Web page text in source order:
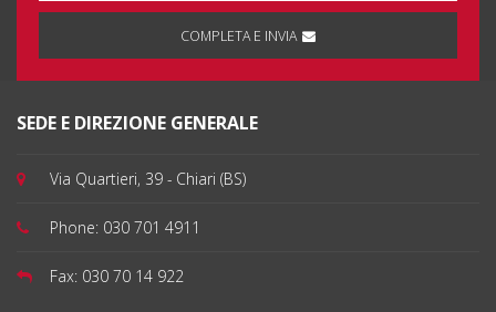
COMPLETA E INVIA
SEDE E DIREZIONE GENERALE
Via Quartieri, 39 - Chiari (BS)
Phone: 030 701 4911
Fax: 030 70 14 922